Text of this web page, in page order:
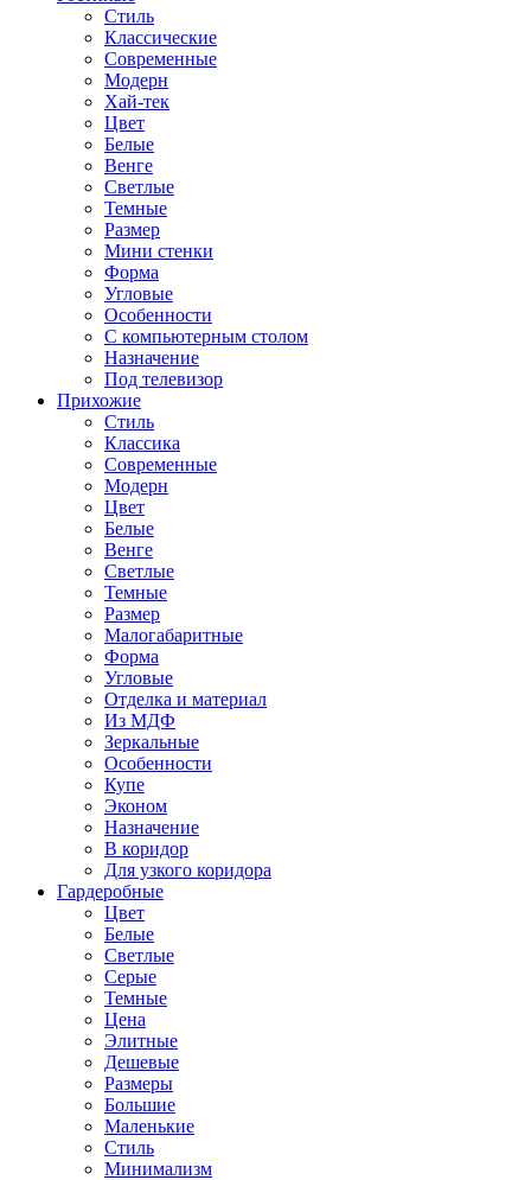
Стиль
Классические
Современные
Модерн
Хай-тек
Цвет
Белые
Венге
Светлые
Темные
Размер
Мини стенки
Форма
Угловые
Особенности
С компьютерным столом
Назначение
Под телевизор
Прихожие
Стиль
Классика
Современные
Модерн
Цвет
Белые
Венге
Светлые
Темные
Размер
Малогабаритные
Форма
Угловые
Отделка и материал
Из МДФ
Зеркальные
Особенности
Купе
Эконом
Назначение
В коридор
Для узкого коридора
Гардеробные
Цвет
Белые
Светлые
Серые
Темные
Цена
Элитные
Дешевые
Размеры
Большие
Маленькие
Стиль
Минимализм